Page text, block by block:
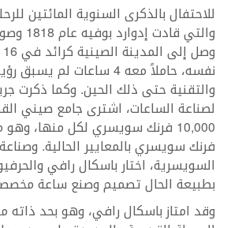
والتي
نفسه، حاملاً معه 4 ساعات
والتقنية حتى ذلك الحين. وكما ذكرت
لصناعة الساعات، اشترى جامع صيني
فرنك سويسري بالمعايير الحالية.
السويسرية، اختار باسكال رافي
بطبيعة الحال تصميم وصنع ساعة
وقد امتاز باسكال رافي، وهو بحد